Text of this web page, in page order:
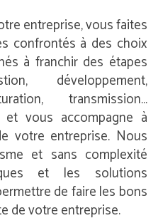
entreprise, vous faites
confrontés à des choix
à franchir des étapes
développement,
transmission…
vous accompagne à
votre entreprise. Nous
et sans complexité
et les solutions
de faire les bons
de votre entreprise.